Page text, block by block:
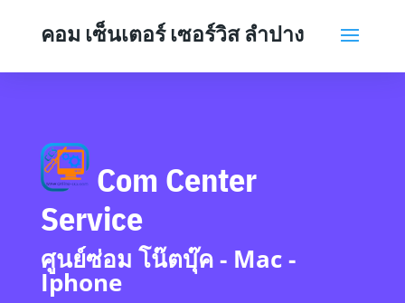
คอม เซ็นเตอร์ เซอร์วิส ลำปาง
Com Center
Service
ศูนย์ซ่อม โน๊ตบุ๊ค - Mac -
Iphone